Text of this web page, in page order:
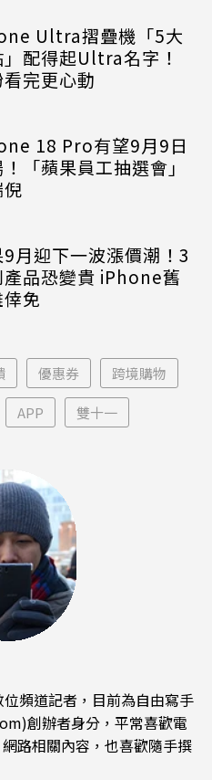
Ultra摺疊機「5大
配得起Ultra名字！
完更心動
18 Pro有望9月9日
「蘋果員工抽選會」
9月迎下一波漲價潮！3
產品恐變貴 iPhone舊
免
優惠券 跨境購物
APP 雙十一
頻道記者，目前為自由寫手
創辦者身分，平常喜歡電
路相關內容，也喜歡隨手撰